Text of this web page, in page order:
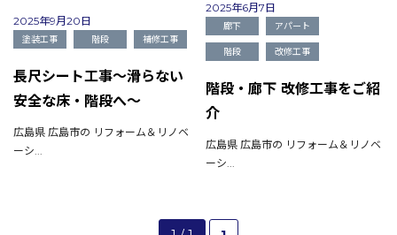
会社概要
選ばれる理由
施工事例
現場ブログ
2025年9月20日
塗装工事 階段 補修工事
長尺シート工事～滑らない
安全な床・階段へ～
広島県 広島市の リフォーム＆リノベ
ーシ...
2025年6月7日
廊下 アパート
階段 改修工事
階段・廊下 改修工事をご紹
介
広島県 広島市の リフォーム＆リノベ
ーシ...